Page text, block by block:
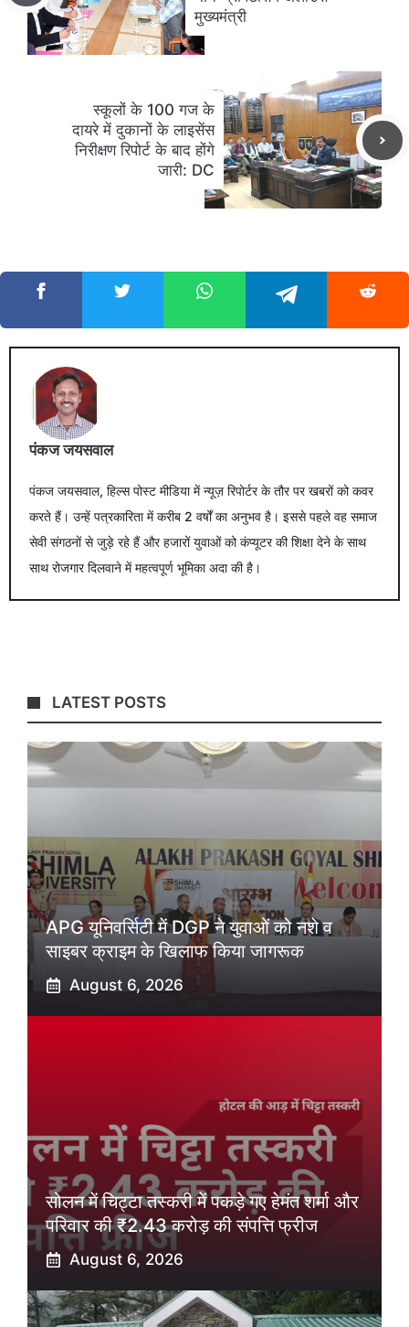
मुख्यमंत्री
स्कूलों के 100 गज के
दायरे में दुकानों के लाइसेंस
निरीक्षण रिपोर्ट के बाद होंगे
जारी: DC
पंकज जयसवाल
पंकज जयसवाल, हिल्स पोस्ट मीडिया में न्यूज़ रिपोर्टर के तौर पर खबरों को कवर
करते हैं। उन्हें पत्रकारिता में करीब 2 वर्षों का अनुभव है। इससे पहले वह समाज
सेवी संगठनों से जुड़े रहे हैं और हजारों युवाओं को कंप्यूटर की शिक्षा देने के साथ
साथ रोजगार दिलवाने में महत्वपूर्ण भूमिका अदा की है।
LATEST POSTS
APG यूनिवर्सिटी में DGP ने युवाओं को नशे व
साइबर क्राइम के खिलाफ किया जागरूक
August 6, 2026
सोलन में चिट्टा तस्करी में पकड़े गए हेमंत शर्मा और
परिवार की ₹2.43 करोड़ की संपत्ति फ्रीज
August 6, 2026